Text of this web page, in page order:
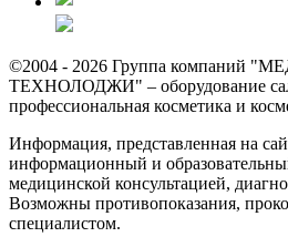
©2004 - 2026 Группа компаний
ТЕХНОЛОДЖИ" – оборудование
профессиональная косметика и
Информация, представленная на
информационный и
медицинской консультацией,
Возможны противопоказания,
специалистом.